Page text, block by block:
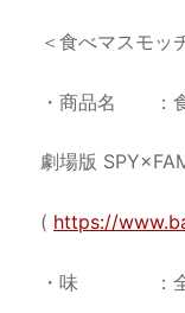
＜食べマスモッ
・商品名 ：
劇場版
( https://
・味 ：全1